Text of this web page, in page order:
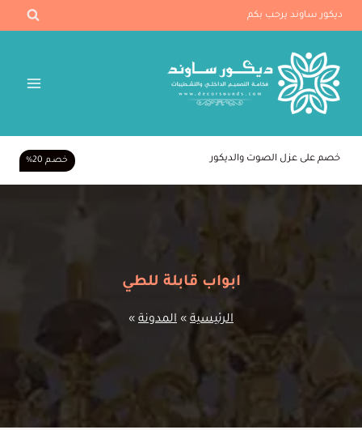
التجاوز
إلى
المحتوى
ديكور ساوند يرحب بكم
خصم على عزل الصوت والديكور خصـم 20%
ابواب قابلة للطي
الرئيسية » المدونة »